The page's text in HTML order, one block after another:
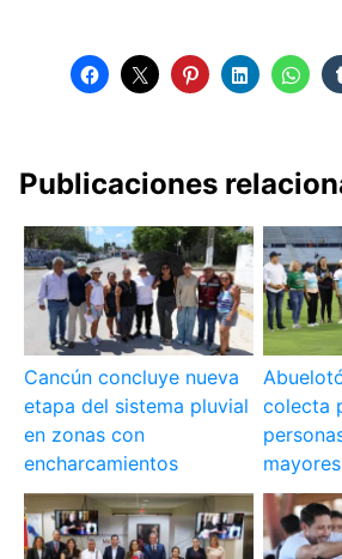
Publicaciones
Cancún concluye nueva
etapa del sistema pluvial
en zonas con
encharcamientos
colecta